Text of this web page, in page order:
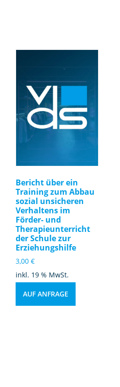
Bericht über ein
Training zum Abbau
sozial unsicheren
Verhaltens im
Förder- und
Therapieunterricht
der Schule zur
Erziehungshilfe
3,00€
inkl. 19 % MwSt.
AUF ANFRAGE